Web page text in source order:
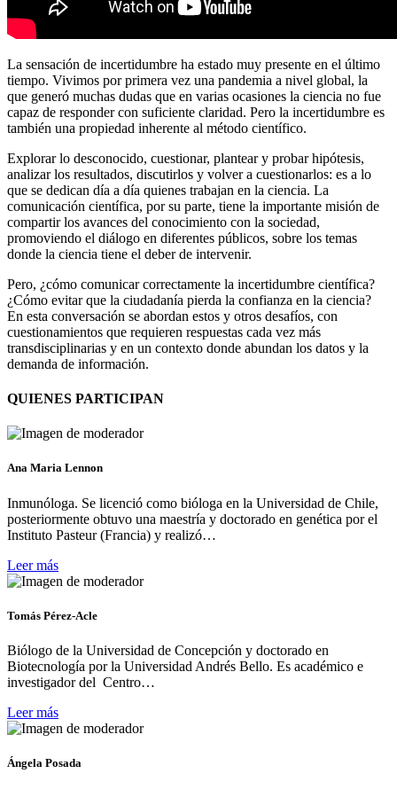
La sensación de incertidumbre ha estado muy presente en el último
tiempo. Vivimos por primera vez una pandemia a nivel global, la
que generó muchas dudas que en varias ocasiones la ciencia no fue
capaz de responder con suficiente claridad. Pero la incertidumbre es
también una propiedad inherente al método científico.
Explorar lo desconocido, cuestionar, plantear y probar hipótesis,
analizar los resultados, discutirlos y volver a cuestionarlos: es a lo
que se dedican día a día quienes trabajan en la ciencia. La
comunicación científica, por su parte, tiene la importante misión de
compartir los avances del conocimiento con la sociedad,
promoviendo el diálogo en diferentes públicos, sobre los temas
donde la ciencia tiene el deber de intervenir.
Pero, ¿cómo comunicar correctamente la incertidumbre científica?
¿Cómo evitar que la ciudadanía pierda la confianza en la ciencia?
En esta conversación se abordan estos y otros desafíos, con
cuestionamientos que requieren respuestas cada vez más
transdisciplinarias y en un contexto donde abundan los datos y la
demanda de información.
QUIENES PARTICIPAN
Ana Maria Lennon
Inmunóloga. Se licenció como bióloga en la Universidad de Chile,
posteriormente obtuvo una maestría y doctorado en genética por el
Instituto Pasteur (Francia) y realizó…
Leer más
Tomás Pérez-Acle
Biólogo de la Universidad de Concepción y doctorado en
Biotecnología por la Universidad Andrés Bello. Es académico e
investigador del Centro…
Leer más
Ángela Posada